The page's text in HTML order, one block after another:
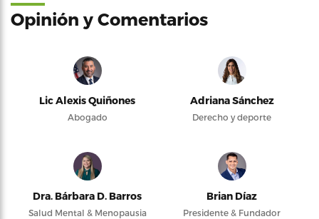
Opinión y Comentarios
Lic Alexis Quiñones
Abogado
Adriana Sánchez
Derecho y deporte
Dra. Bárbara D. Barros
Salud Mental & Menopausia
Brian Díaz
Presidente & Fundador